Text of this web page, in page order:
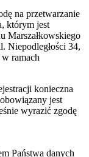
na przetwarzanie
którym jest
Marszałkowskiego
Niepodległości 34,
ramach
konieczna
jest
wyrazić zgodę
Państwa danych